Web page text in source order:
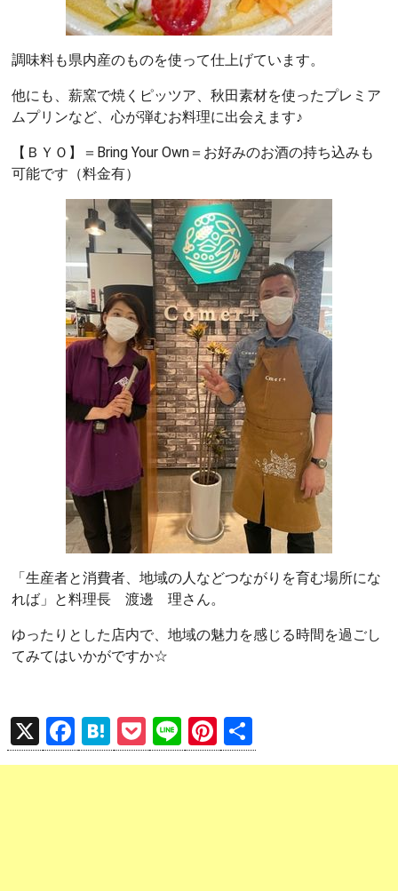
調味料も県内産のものを使って仕上げています。
他にも、薪窯で焼くピッツア、秋田素材を使ったプレミア
ムプリンなど、心が弾むお料理に出会えます♪
【ＢＹＯ】＝Bring Your Own＝お好みのお酒の持ち込みも
可能です（料金有）
「生産者と消費者、地域の人などつながりを育む場所にな
れば」と料理長 渡邊 理さん。
ゆったりとした店内で、地域の魅力を感じる時間を過ごし
てみてはいかがですか☆
X
F
a
H
at
P
o
Li
n
Pi
nt 有